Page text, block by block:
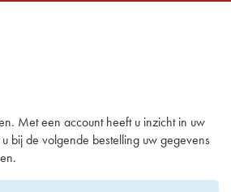
Met een account heeft u inzicht in uw
bij de volgende bestelling uw gegevens